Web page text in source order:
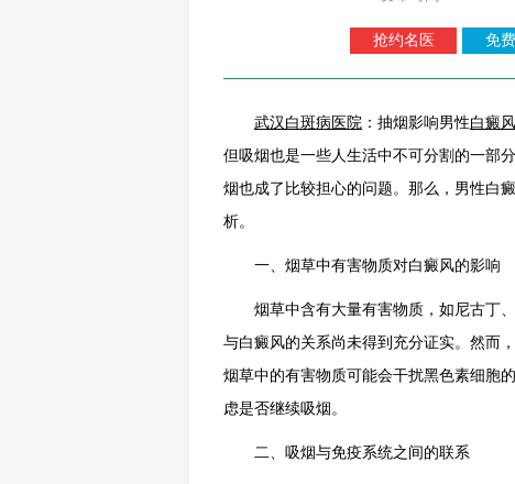
抢约名医 免
武汉白斑病医院 ：抽烟影响男性白癜
但吸烟也是一些人生活中不可分割的一部
烟也成了比较担心的问题。那么，男性白
析。
一、烟草中有害物质对白癜风的影响
烟草中含有大量有害物质，如尼古丁、
与白癜风的关系尚未得到充分证实。然而
烟草中的有害物质可能会干扰黑色素细胞
虑是否继续吸烟。
二、吸烟与免疫系统之间的联系